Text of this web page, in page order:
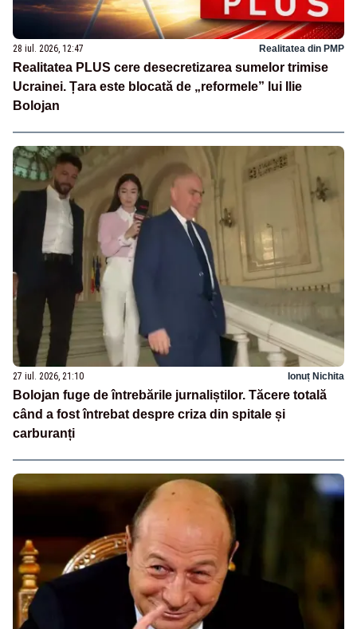
28 iul. 2026, 12:47 Realitatea din PMP
Realitatea PLUS cere desecretizarea sumelor trimise
Ucrainei. Țara este blocată de „reformele” lui Ilie
Bolojan
27 iul. 2026, 21:10 Ionuț Nichita
Bolojan fuge de întrebările jurnaliștilor. Tăcere totală
când a fost întrebat despre criza din spitale și
carburanți